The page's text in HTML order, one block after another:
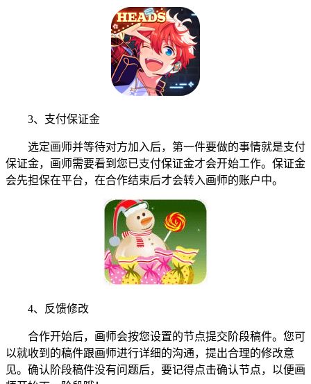
3、支付保证金
选定画师并等待对方加入后，第一件要做的事情就是支付
保证金，画师需要看到您已支付保证金才会开始工作。保证金
会先担保在平台，在合作结束后才会转入画师的账户中。
4、反馈修改
合作开始后，画师会按您设置的节点提交阶段稿件。您可
以就收到的稿件跟画师进行详细的沟通，提出合理的修改意
见。确认阶段稿件没有问题后，要记得点击确认节点，以便画